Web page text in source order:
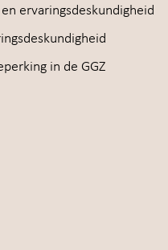
ervaringsdeskundigheid
in de GGZ